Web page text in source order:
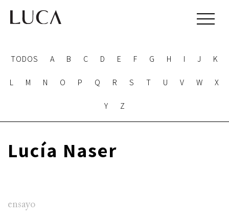
TODOS A B C D E F G H I J K
L M N O P Q R S T U V W X
Y Z
Lucía Naser
ensayo